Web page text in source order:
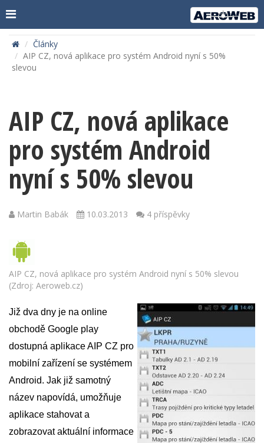
Články
AIP CZ, nová aplikace pro systém Android nyní s 50%
slevou
AIP CZ, nová aplikace
pro systém Android
nyní s 50% slevou
Martin Babák 10.03.2013 4 příspěvky
AIP CZ, nová aplikace pro systém Android nyní s 50% slevou
(Zdroj: Aeroweb.cz)
Již dva dny je na online
obchodě Google play
dostupná aplikace AIP CZ pro
mobilní zařízení se systémem
Android. Jak již samotný
název napovídá, umožňuje
aplikace stahovat a
zobrazovat aktuální informace